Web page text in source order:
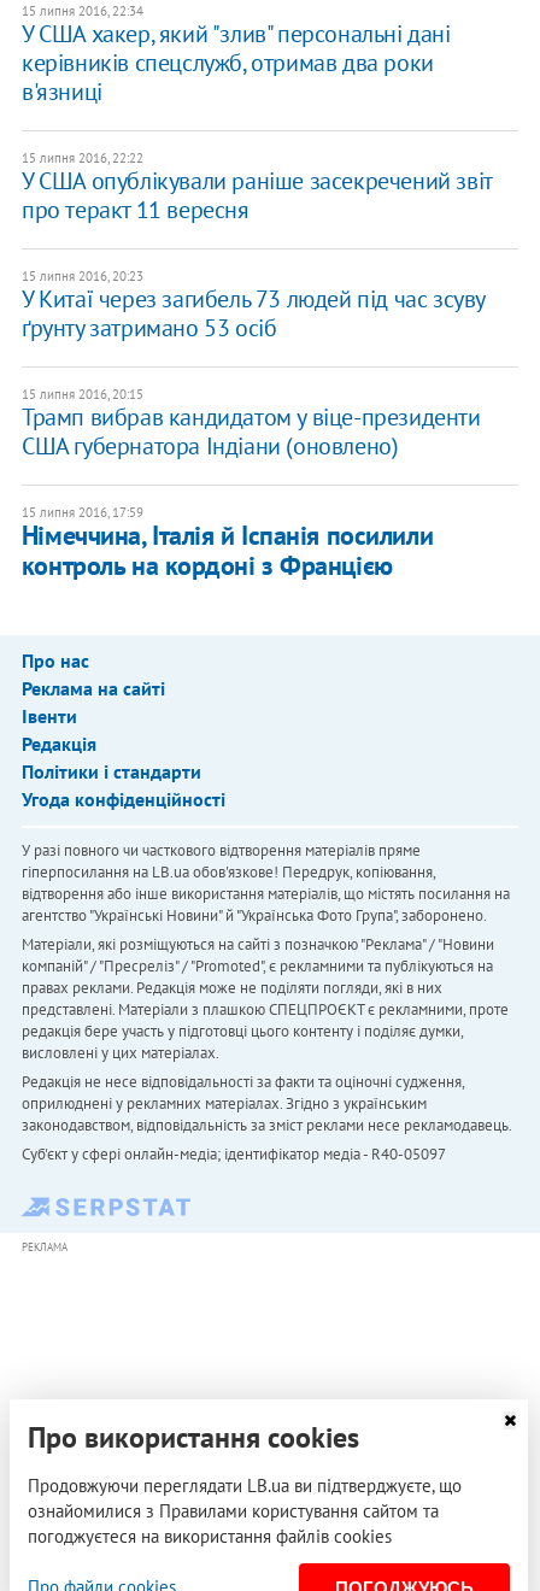
15 липня 2016, 22:34
У США хакер, який "злив" персональні дані
керівників спецслужб, отримав два роки
в'язниці
15 липня 2016, 22:22
У США опублікували раніше засекречений звіт
про теракт 11 вересня
15 липня 2016, 20:23
У Китаї через загибель 73 людей під час зсуву
ґрунту затримано 53 осіб
15 липня 2016, 20:15
Трамп вибрав кандидатом у віце-президенти
США губернатора Індіани (оновлено)
15 липня 2016, 17:59
Німеччина, Італія й Іспанія посилили
контроль на кордоні з Францією
Про нас
Реклама на сайті
Івенти
Редакція
Політики і стандарти
Угода конфіденційності
У разі повного чи часткового відтворення матеріалів пряме
гіперпосилання на LB.ua обов'язкове! Передрук, копіювання,
відтворення або інше використання матеріалів, що містять посилання на
агентство "Українськi Новини" й "Українська Фото Група", заборонено.
Матеріали, які розміщуються на сайті з позначкою "Реклама" / "Новини
компаній" / "Пресреліз" / "Promoted", є рекламними та публікуються на
правах реклами. Редакція може не поділяти погляди, які в них
представлені. Матеріали з плашкою СПЕЦПРОЄКТ є рекламними, проте
редакція бере участь у підготовці цього контенту і поділяє думки,
висловлені у цих матеріалах.
Редакція не несе відповідальності за факти та оціночні судження,
оприлюднені у рекламних матеріалах. Згідно з українським
законодавством, відповідальність за зміст реклами несе рекламодавець.
Cуб'єкт у сфері онлайн-медіа; ідентифікатор медіа - R40-05097
РЕКЛАМА
Про використання cookies
Продовжуючи переглядати LB.ua ви підтверджуєте, що
ознайомилися з Правилами користування сайтом та
погоджуєтеся на використання файлів cookies